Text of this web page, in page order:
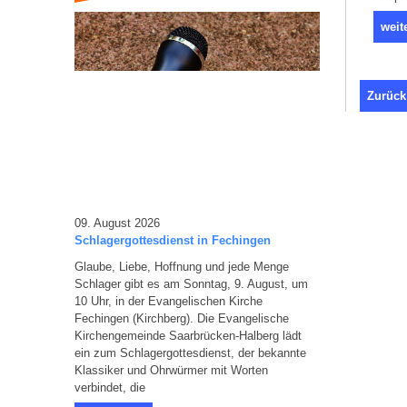
09. August 2026
Schlagergottesdienst in Fechingen
Glaube, Liebe, Hoffnung und jede Menge
Schlager gibt es am Sonntag, 9. August, um
10 Uhr, in der Evangelischen Kirche
Fechingen (Kirchberg). Die Evangelische
Kirchengemeinde Saarbrücken-Halberg lädt
ein zum Schlagergottesdienst, der bekannte
Klassiker und Ohrwürmer mit Worten
verbindet, die
Zurück